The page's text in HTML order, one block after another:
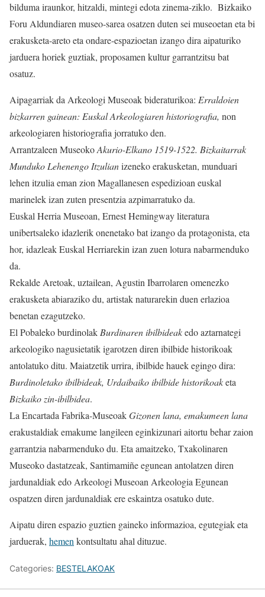
bilduma iraunkor, hitzaldi, mintegi edota zinema-ziklo. Bizkaiko
Foru Aldundiaren museo-sarea osatzen duten sei museoetan eta bi
erakusketa-areto eta ondare-espazioetan izango dira aipaturiko
jarduera horiek guztiak, proposamen kultur garrantzitsu bat
osatuz.
Aipagarriak da Arkeologi Museoak bideraturikoa: Erraldoien
bizkarren gainean: Euskal Arkeologiaren historiografia, non
arkeologiaren historiografia jorratuko den.
Arrantzaleen MuseokoAkurio-Elkano 1519-1522. Bizkaitarrak
Munduko Lehenengo Itzulianizeneko erakusketan, munduari
lehen itzulia eman zion Magallanesen espedizioan euskal
marinelek izan zuten presentzia azpimarratuko da.
Euskal Herria Museoan, Ernest Hemingway literatura
unibertsaleko idazlerik onenetako bat izango da protagonista, eta
hor, idazleak Euskal Herriarekin izan zuen lotura nabarmenduko
da.
Rekalde Aretoak, uztailean, Agustin Ibarrolaren omenezko
erakusketa abiaraziko du, artistak naturarekin duen erlazioa
benetan ezagutzeko.
El Pobaleko burdinolakBurdinaren ibilbideakedo aztarnategi
arkeologiko nagusietatik igarotzen diren ibilbide historikoak
antolatuko ditu. Maiatzetik urrira, ibilbide hauek egingo dira:
Burdinoletako ibilbideak, Urdaibaiko ibilbide historikoaketa
Bizkaiko zin-ibilbidea.
La Encartada Fabrika-MuseoakGizonen lana, emakumeen lana
erakustaldiak emakume langileen eginkizunari aitortu behar zaion
garrantzia nabarmenduko du. Eta amaitzeko, Txakolinaren
Museoko dastatzeak, Santimamiñe egunean antolatzen diren
jardunaldiak edo Arkeologi Museoan Arkeologia Egunean
ospatzen diren jardunaldiak ere eskaintza osatuko dute.
Aipatu diren espazio guztien gaineko informazioa, egutegiak eta
jarduerak, hemenkontsultatu ahal dituzue.
Categories: BESTELAKOAK